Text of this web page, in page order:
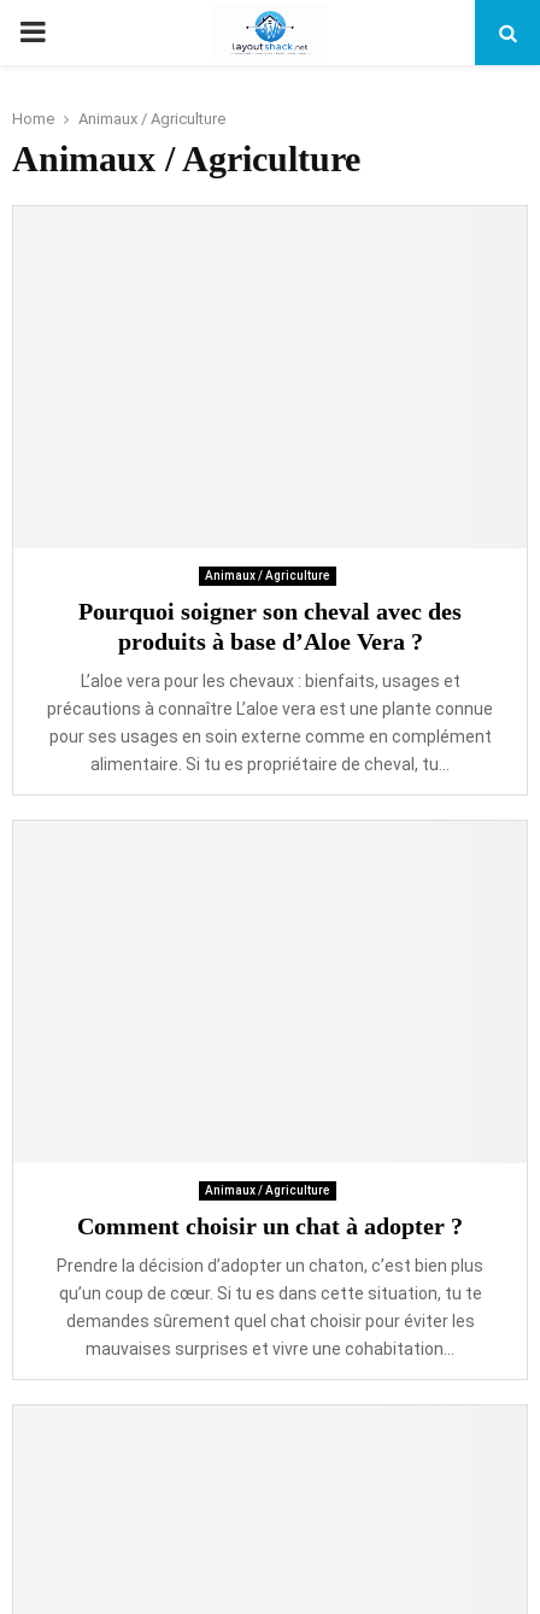
PRIMARY
Home Animaux / Agriculture
Animaux / Agriculture
Animaux / Agriculture
Pourquoi soigner son cheval avec des
produits à base d’Aloe Vera ?
L’aloe vera pour les chevaux : bienfaits, usages et
précautions à connaître L’aloe vera est une plante connue
pour ses usages en soin externe comme en complément
alimentaire. Si tu es propriétaire de cheval, tu...
Animaux / Agriculture
Comment choisir un chat à adopter ?
Prendre la décision d’adopter un chaton, c’est bien plus
qu’un coup de cœur. Si tu es dans cette situation, tu te
demandes sûrement quel chat choisir pour éviter les
mauvaises surprises et vivre une cohabitation...